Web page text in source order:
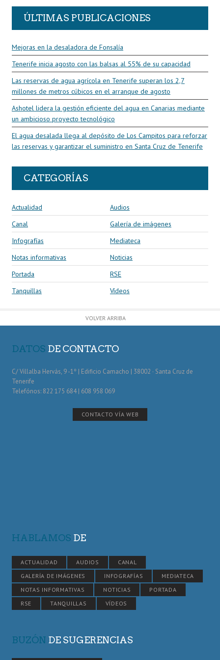
ÚLTIMAS PUBLICACIONES
Mejoras en la desaladora de Fonsalía
Tenerife inicia agosto con las balsas al 55% de su capacidad
Las reservas de agua agrícola en Tenerife superan los 2,7
millones de metros cúbicos en el arranque de agosto
Ashotel lidera la gestión eficiente del agua en Canarias mediante
un ambicioso proyecto tecnológico
El agua desalada llega al depósito de Los Campitos para reforzar
las reservas y garantizar el suministro en Santa Cruz de Tenerife
CATEGORÍAS
Actualidad
Audios
Canal
Galería de imágenes
Infografías
Mediateca
Notas informativas
Noticias
Portada
RSE
Tanquillas
Vídeos
VOLVER ARRIBA
DATOS DE CONTACTO
C/ Villalba Hervás, 9 -1º | Edificio Camacho | 38002 · Santa Cruz de
Tenerife
Telefónos: 822 175 684 | 608 958 069
CONTACTO VÍA WEB
HABLAMOS DE
ACTUALIDAD AUDIOS
CANAL
GALERÍA DE IMÁGENES
INFOGRAFÍAS
MEDIATECA
NOTAS INFORMATIVAS
NOTICIAS
PORTADA
RSE
TANQUILLAS VÍDEOS
BUZÓN DE SUGERENCIAS